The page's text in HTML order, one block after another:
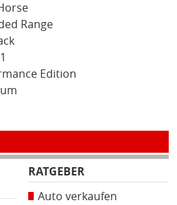
Range
Edition
RATGEBER
Auto verkaufen